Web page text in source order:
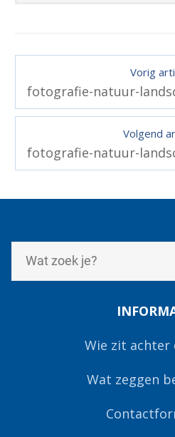
Vorig
fotografie-natuur-
Volgend
fotografie-natuur-
Wie zit achter
Wat zeggen